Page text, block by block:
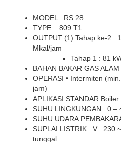
MODEL : RS 28
TYPE : 809 T1
OUTPUT (1) Tahap ke-2 :
Mkal/jam
Tahap 1 : 81
BAHAN BAKAR GAS
OPERASI • Intermiten
jam)
APLIKASI STANDAR
SUHU LINGKUNGAN : 0 –
SUHU UDARA
SUPLAI LISTRIK : V : 230
tunggal